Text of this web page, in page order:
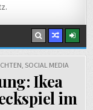
.
, SOCIAL MEDIA
Ikea
im